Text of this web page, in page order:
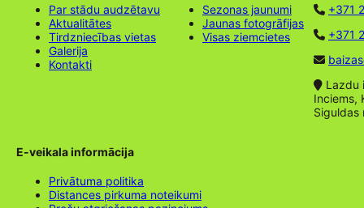
Par stādu audzētavu
Aktualitātes
Tirdzniecības vietas
Galerija
Kontakti
Sezonas jaunumi
Jaunas fotogrāfijas
Visas ziemcietes
+371
+371
Lazdu
Inciems,
Siguldas
E-veikala informācija
Privātuma politika
Distances pirkuma noteikumi